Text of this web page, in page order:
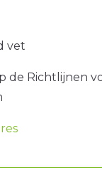
vet
de Richtlijnen